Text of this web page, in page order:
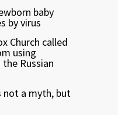
baby
by virus
Church called
using
Russian
not a myth, but